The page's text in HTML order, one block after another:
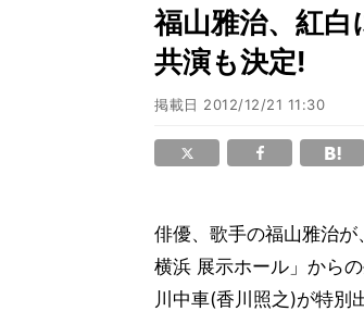
福山雅治、紅白
共演も決定!
掲載日 2012/12/21 11:30
俳優、歌手の福山雅治
横浜 展示ホール」から
川中車(香川照之)が特別